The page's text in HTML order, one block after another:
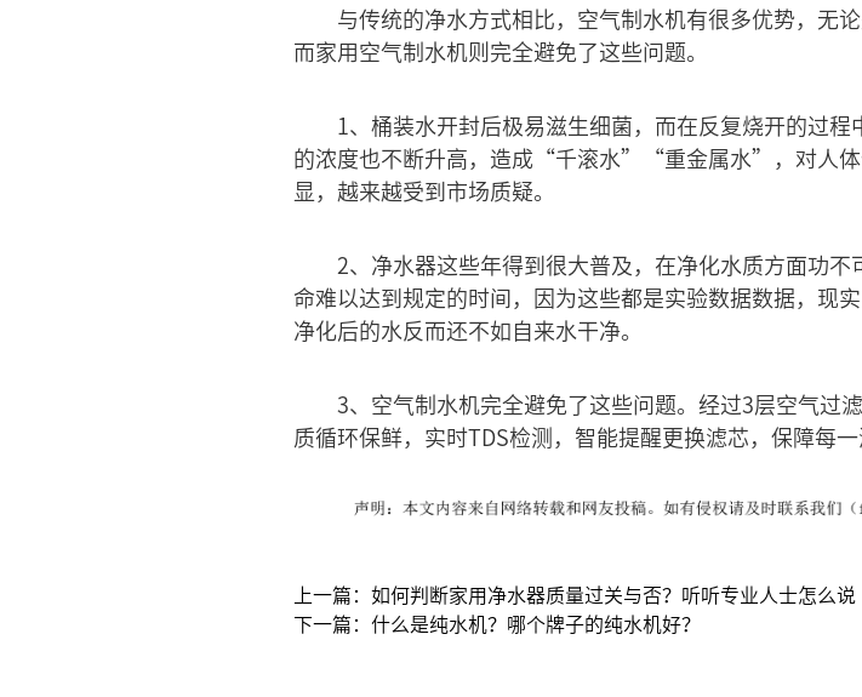
与传统的净水方式相比，空气制水机有很多优势，无
而家用空气制水机则完全避免了这些问题。
1、桶装水开封后极易滋生细菌，而在反复烧开的过
的浓度也不断升高，造成“千滚水”“重金属水”，对人体
显，越来越受到市场质疑。
2、净水器这些年得到很大普及，在净化水质方面功
命难以达到规定的时间，因为这些都是实验数据数据，现
净化后的水反而还不如自来水干净。
3、空气制水机完全避免了这些问题。经过3层空气过
质循环保鲜，实时TDS检测，智能提醒更换滤芯，保障每一
上一篇：如何判断家用净水器质量过关与否？听听专业人士怎么说
下一篇：什么是纯水机？哪个牌子的纯水机好？